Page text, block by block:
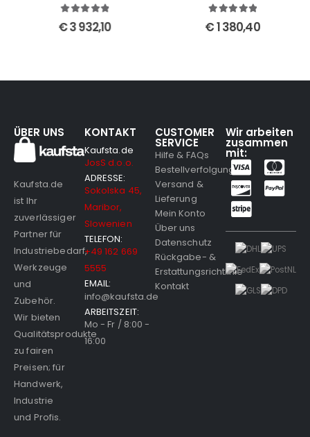
out of 5
€3 932,10 out of 5
€1 380,40
ÜBER UNS
Kaufsta.de
ist Ihr
zuverlässiger
Partner für
Industriebedarf,
Werkzeuge
und
Zubehör.
Wir bieten
Qualitätsprodukte
zu fairen
Preisen; für
Handwerk,
Industrie
und Profis.
KONTAKT
Kaufsta.de
JosS d.o.o.
ADRESSE:
Sokolska 45,
Maribor,
Slowenien
TELEFON:
+49 162 669
5555
EMAIL:
info@kaufsta.de
ARBEITSZEIT:
Mo - Fr / 8:00 -
16:00
CUSTOMER
SERVICE
Hilfe & FAQs
Bestellverfolgung
Versand &
Lieferung
Mein Konto
Über uns
Datenschutz
Rückgabe- &
Erstattungsrichtlinie
Kontakt
Wir arbeiten
zusammen
mit: